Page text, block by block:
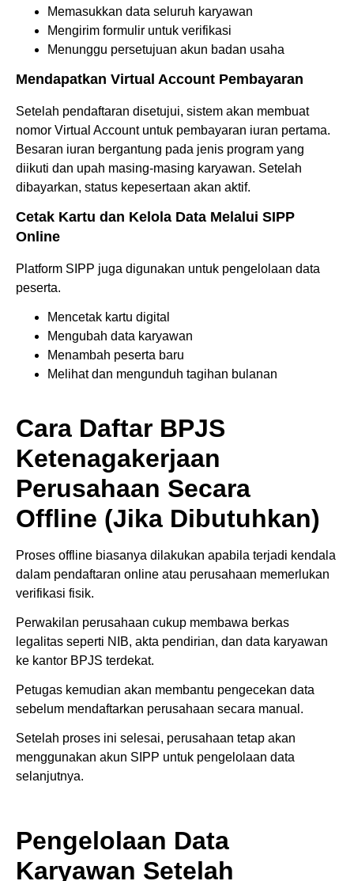
Memasukkan data seluruh karyawan
Mengirim formulir untuk verifikasi
Menunggu persetujuan akun badan usaha
Mendapatkan Virtual Account Pembayaran
Setelah pendaftaran disetujui, sistem akan membuat
nomor Virtual Account untuk pembayaran iuran pertama.
Besaran iuran bergantung pada jenis program yang
diikuti dan upah masing-masing karyawan. Setelah
dibayarkan, status kepesertaan akan aktif.
Cetak Kartu dan Kelola Data Melalui SIPP
Online
Platform SIPP juga digunakan untuk pengelolaan data
peserta.
Mencetak kartu digital
Mengubah data karyawan
Menambah peserta baru
Melihat dan mengunduh tagihan bulanan
Cara Daftar BPJS
Ketenagakerjaan
Perusahaan Secara
Offline (Jika Dibutuhkan)
Proses offline biasanya dilakukan apabila terjadi kendala
dalam pendaftaran online atau perusahaan memerlukan
verifikasi fisik.
Perwakilan perusahaan cukup membawa berkas
legalitas seperti NIB, akta pendirian, dan data karyawan
ke kantor BPJS terdekat.
Petugas kemudian akan membantu pengecekan data
sebelum mendaftarkan perusahaan secara manual.
Setelah proses ini selesai, perusahaan tetap akan
menggunakan akun SIPP untuk pengelolaan data
selanjutnya.
Pengelolaan Data
Karyawan Setelah